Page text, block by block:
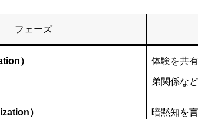
フェーズ
） 体験を共
弟関係など
） 暗黙知を